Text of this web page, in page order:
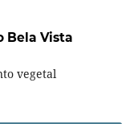
Bela Vista
vegetal